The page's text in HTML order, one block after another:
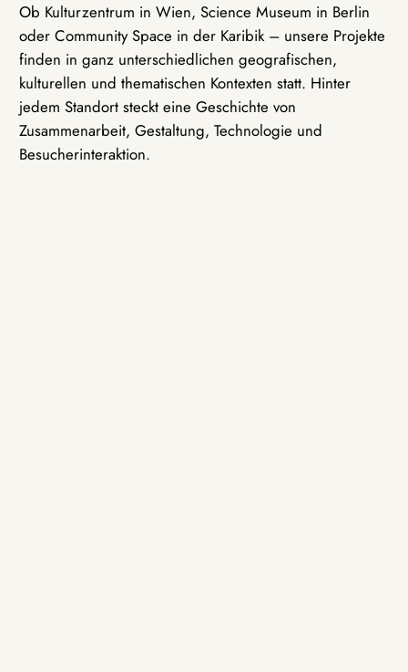
Ob Kulturzentrum in Wien, Science Museum in Berlin
oder Community Space in der Karibik – unsere Projekte
finden in ganz unterschiedlichen geografischen,
kulturellen und thematischen Kontexten statt. Hinter
jedem Standort steckt eine Geschichte von
Zusammenarbeit, Gestaltung, Technologie und
Besucherinteraktion.